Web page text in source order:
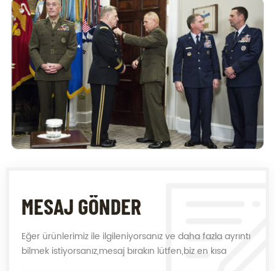
MESAJ GÖNDER
Eğer ürünlerimiz ile ilgileniyorsanız ve daha fazla ayrıntı
bilmek istiyorsanız,mesaj bırakın lütfen,biz en kısa